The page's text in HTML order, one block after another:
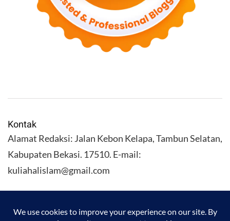
Kontak
Alamat Redaksi: Jalan Kebon Kelapa, Tambun Selatan,
Kabupaten Bekasi. 17510. E-mail:
kuliahalislam@gmail.com